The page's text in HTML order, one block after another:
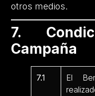
otros medios.
7.
Campaña
7.1
El